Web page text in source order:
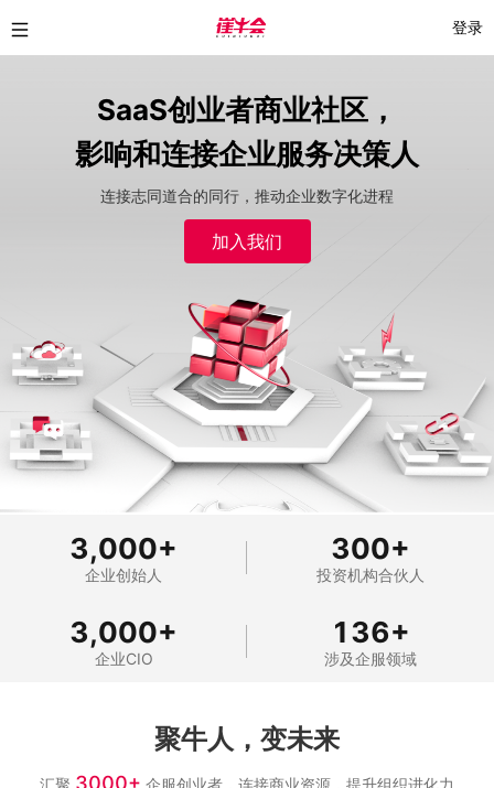
登录
SaaS创业者商业社区，
影响和连接企业服务决策人
连接志同道合的同行，推动企业数字化进程
加入我们
3,000+
企业创始人
300+
投资机构合伙人
3,000+
企业CIO
136+
涉及企服领域
聚牛人，变未来
汇聚 3000+ 企服创业者，连接商业资源，提升组织进化力